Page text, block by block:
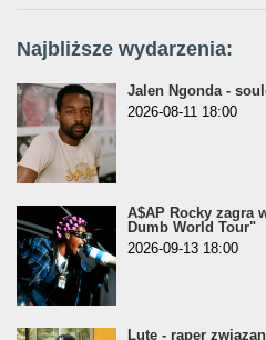
Najbliższe wydarzenia:
Jalen Ngonda -
2026-08-11 18:00
A$AP Rocky zagra
Dumb World Tour"
2026-09-13 18:00
Lute - raper